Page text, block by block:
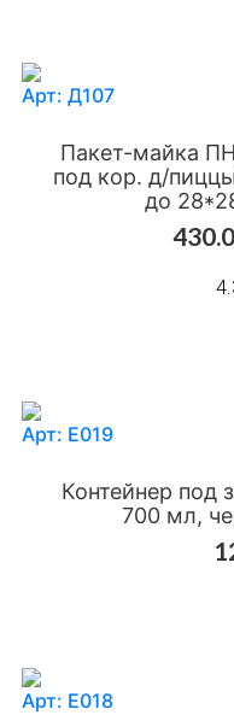
Арт: Д107
Пакет-майка
под кор. д/
до
Добавить в
Арт: Е019
Контейнер под
700 мл,
Добавить в
Арт: Е018